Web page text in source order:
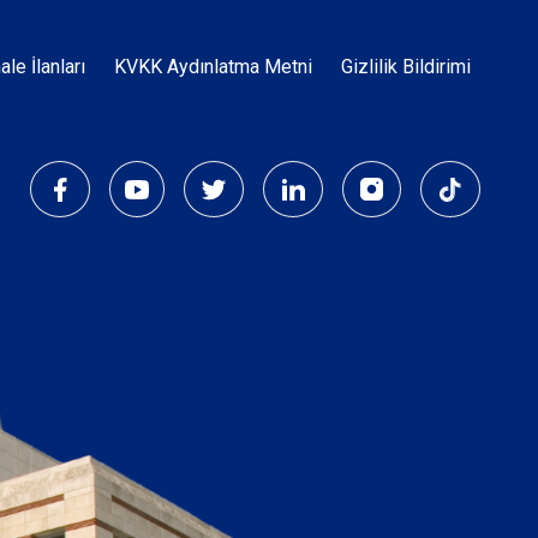
İlanları KVKK Aydınlatma Metni Gizlilik Bildirimi